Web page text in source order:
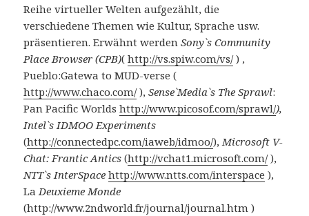
Reihe virtueller Welten aufgezählt, die
verschiedene Themen wie Kultur, Sprache usw.
präsentieren. Erwähnt werdenSony`s Community
Place Browser (CPB)(http://vs.spiw.com/vs/) ,
Pueblo:Gatewa to MUD-verse (
http://www.chaco.com/),Sense`Media`s The Sprawl:
Pan Pacific Worldshttp://www.picosof.com/sprawl/),
Intel`s IDMOO Experiments
(http://connectedpc.com/iaweb/idmoo/), Microsoft V-
Chat: Frantic Antics(http://vchat1.microsoft.com/),
NTT`s InterSpacehttp://www.ntts.com/interspace ),
La Deuxieme Monde
(http://www.2ndworld.fr/journal/journal.htm )